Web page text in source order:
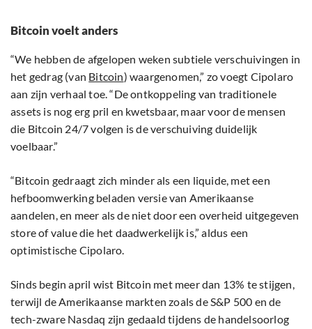
Bitcoin voelt anders
“We hebben de afgelopen weken subtiele verschuivingen in
het gedrag (van Bitcoin) waargenomen,” zo voegt Cipolaro
aan zijn verhaal toe. “De ontkoppeling van traditionele
assets is nog erg pril en kwetsbaar, maar voor de mensen
die Bitcoin 24/7 volgen is de verschuiving duidelijk
voelbaar.”
“Bitcoin gedraagt zich minder als een liquide, met een
hefboomwerking beladen versie van Amerikaanse
aandelen, en meer als de niet door een overheid uitgegeven
store of value die het daadwerkelijk is,” aldus een
optimistische Cipolaro.
Sinds begin april wist Bitcoin met meer dan 13% te stijgen,
terwijl de Amerikaanse markten zoals de S&P 500 en de
tech-zware Nasdaq zijn gedaald tijdens de handelsoorlog